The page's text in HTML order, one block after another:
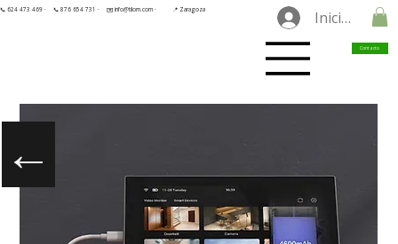
📞 624 473 469 · 📞 876 654 731 · ✉️ info@tilorn.com · 📍 Zaragoza Iniciar
Contacto
←